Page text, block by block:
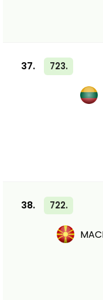
37. 723.
38. 722.